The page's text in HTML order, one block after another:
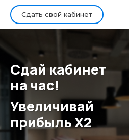
Войти/
Сдать свой кабинет
Сдай кабинет
на час!
Увеличивай
прибыль X2